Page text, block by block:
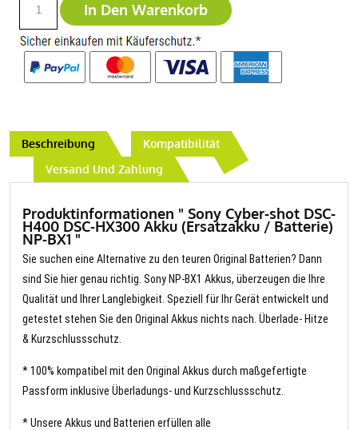
In Den Warenkorb
Beschreibung
Kompatibilität
Versand Und Zahlung
Produktinformationen " Sony Cyber-shot DSC-
H400 DSC-HX300 Akku (Ersatzakku / Batterie)
NP-BX1 "
Sie suchen eine Alternative zu den teuren Original Batterien? Dann
sind Sie hier genau richtig. Sony NP-BX1 Akkus, überzeugen die Ihre
Qualität und Ihrer Langlebigkeit. Speziell für Ihr Gerät entwickelt und
getestet stehen Sie den Original Akkus nichts nach. Überlade- Hitze
& Kurzschlussschutz.
* 100% kompatibel mit den Original Akkus durch maßgefertigte
Passform inklusive Überladungs- und Kurzschlussschutz.
* Unsere Akkus und Batterien erfüllen alle